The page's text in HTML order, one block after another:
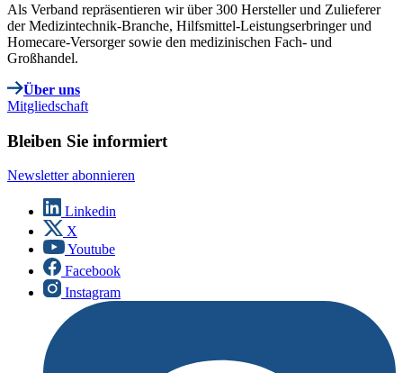
Als Verband repräsentieren wir über 300 Hersteller und Zulieferer
der Medizintechnik-Branche, Hilfsmittel-Leistungserbringer und
Homecare-Versorger sowie den medizinischen Fach- und
Großhandel.
Über uns
Mitgliedschaft
Bleiben Sie informiert
Newsletter abonnieren
Linkedin
X
Youtube
Facebook
Instagram